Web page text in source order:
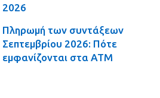
2026
Πληρωμή των συντάξεων
Σεπτεμβρίου 2026: Πότε
εμφανίζονται στα ΑΤΜ